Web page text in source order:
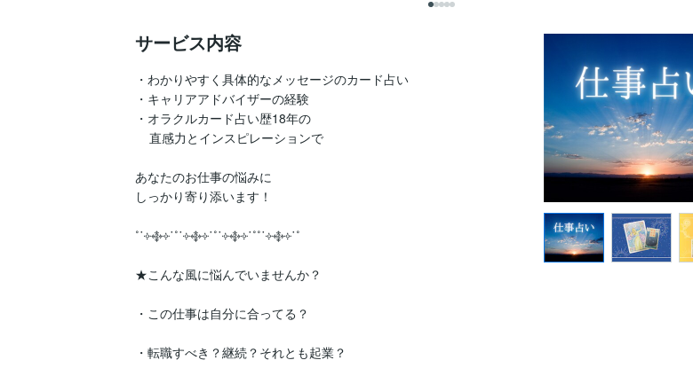
サービス内容
・わかりやすく具体的なメッセージのカード占い
・キャリアアドバイザーの経験
・オラクルカード占い歴18年の
あなたのお仕事の悩みに
しっかり寄り添います！
˚˙༓࿇༓˙˚˙༓࿇༓˙˚˙༓࿇༓˙˚˚˙༓࿇༓˙˚
★こんな風に悩んでいませんか？
・この仕事は自分に合ってる？
・転職すべき？継続？それとも起業？